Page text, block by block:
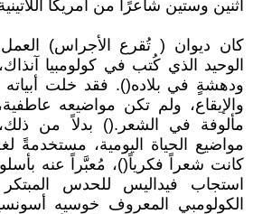
اثنين وستين شاعرًا من أمريكا
كان ديوان ( تُقرع الأجراس)
الوحيد الذي كُتب في كولومبيا
ودهشةٍ في بلاده(). فقد خلت أبياته
والإيقاع، ولم تكن مواضيعه
مألوفة في الشعر.() بدلاً من ذلك،
مواضيع الحياة اليومية، مستخدمةً
كانت شعراً فكرياً()، مُعبَّراً عنه
استجاب فيداليس للحدس المبتكر